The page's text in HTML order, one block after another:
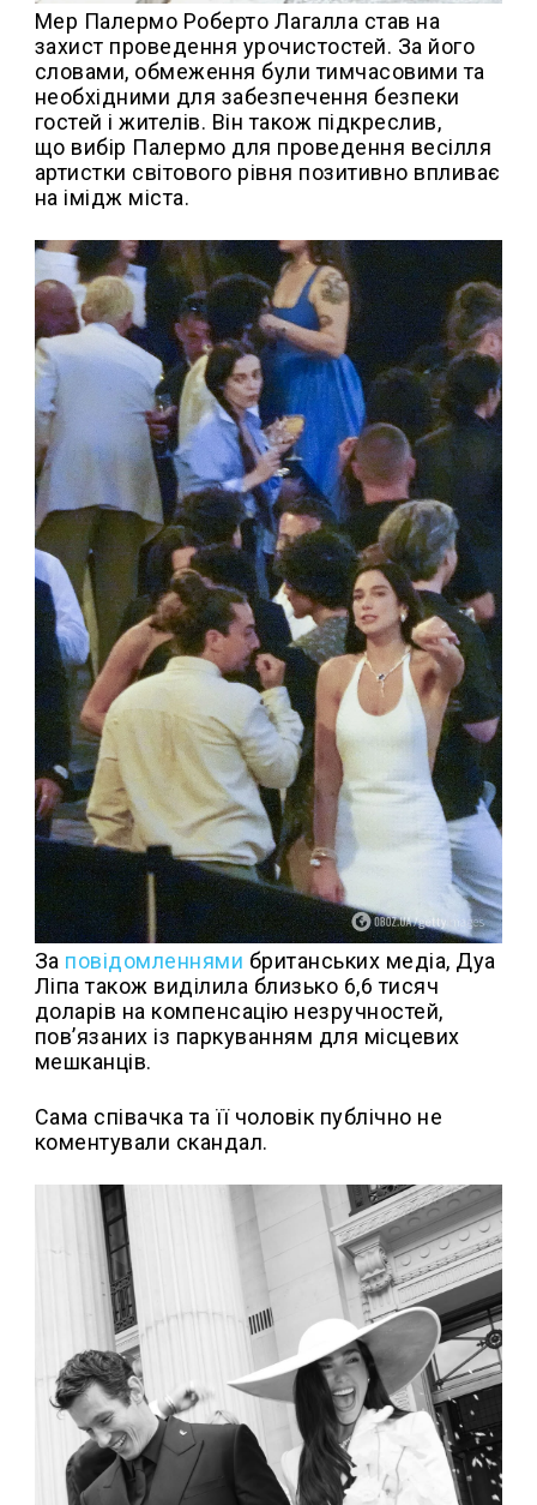
Мер Палермо Роберто Лагалла став на
захист проведення урочистостей. За його
словами, обмеження були тимчасовими та
необхідними для забезпечення безпеки
гостей і жителів. Він також підкреслив,
що вибір Палермо для проведення весілля
артистки світового рівня позитивно впливає
на імідж міста.
За повідомленнями британських медіа, Дуа
Ліпа також виділила близько 6,6 тисяч
доларів на компенсацію незручностей,
пов’язаних із паркуванням для місцевих
мешканців.
Сама співачка та її чоловік публічно не
коментували скандал.